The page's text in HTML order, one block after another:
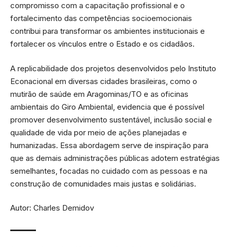
compromisso com a capacitação profissional e o
fortalecimento das competências socioemocionais
contribui para transformar os ambientes institucionais e
fortalecer os vínculos entre o Estado e os cidadãos.
A replicabilidade dos projetos desenvolvidos pelo Instituto
Econacional em diversas cidades brasileiras, como o
mutirão de saúde em Aragominas/TO e as oficinas
ambientais do Giro Ambiental, evidencia que é possível
promover desenvolvimento sustentável, inclusão social e
qualidade de vida por meio de ações planejadas e
humanizadas. Essa abordagem serve de inspiração para
que as demais administrações públicas adotem estratégias
semelhantes, focadas no cuidado com as pessoas e na
construção de comunidades mais justas e solidárias.
Autor: Charles Demidov